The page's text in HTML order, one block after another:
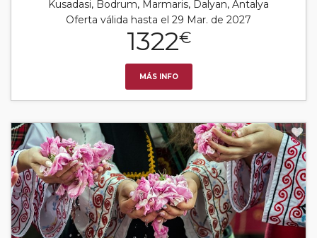
Kusadasi, Bodrum, Marmaris, Dalyan, Antalya
Oferta válida hasta el 29 Mar. de 2027
1322€
MÁS INFO